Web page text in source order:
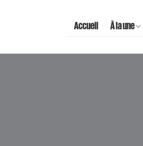
Accueil À la une